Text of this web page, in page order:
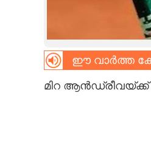
CARTOONS
ഈ വാർത്ത
മിറ ആൻഡ്രീവയ്ക്ക്